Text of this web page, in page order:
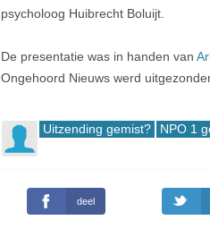
psycholoog Huibrecht Boluijt.
De presentatie was in handen van
Ongehoord Nieuws werd
Uitzending gemist? NPO 1
deel